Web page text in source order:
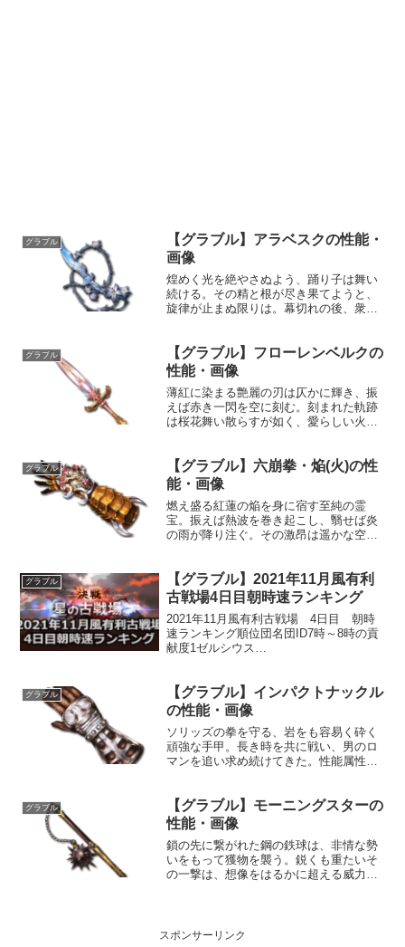
グラブル
【グラブル】アラベスクの性能・
画像
煌めく光を絶やさぬよう、踊り子は舞い
続ける。その精と根が尽き果てようと、
旋律が止まぬ限りは。幕切れの後、衆目
た。性能属性武器種解放段階水短剣HP攻
撃力MAXLv2202...
グラブル
【グラブル】フローレンベルクの
性能・画像
薄紅に染まる艶麗の刃は仄かに輝き、振
えば赤き一閃を空に刻む。刻まれた軌跡
は桜花舞い散らすが如く、愛らしい火花
セレスティアルブレード敵に火属性4.0倍
ダメー...
グラブル
【グラブル】六崩拳・焔(火)の性
能・画像
燃え盛る紅蓮の焔を身に宿す至純の霊
宝。振えば熱波を巻き起こし、翳せば炎
の雨が降り注ぐ。その激昂は遥かな空を
界紅掌敵に火属性4.5倍ダメージ〔減衰値
1,68...
グラブル
【グラブル】2021年11月風有利
古戦場4日目朝時速ランキング
2021年11月風有利古戦場 4日目 朝時
速ランキング順位団名団ID7時～8時の貢
献度1ゼルシウス
18216,997,183,...
グラブル
【グラブル】インパクトナックル
の性能・画像
ソリッズの拳を守る、岩をも容易く砕く
頑強な手甲。長き時を共に戦い、男のロ
マンを追い求め続けてきた。性能属性武
に土属性3.5倍ダメージ〔減衰値
1,685,000ダ...
グラブル
【グラブル】モーニングスターの
性能・画像
鎖の先に繋がれた鋼の鉄球は、非情な勢
いをもって獲物を襲う。鋭くも重たいそ
の一撃は、想像をはるかに超える威力を
1,6...
スポンサーリンク